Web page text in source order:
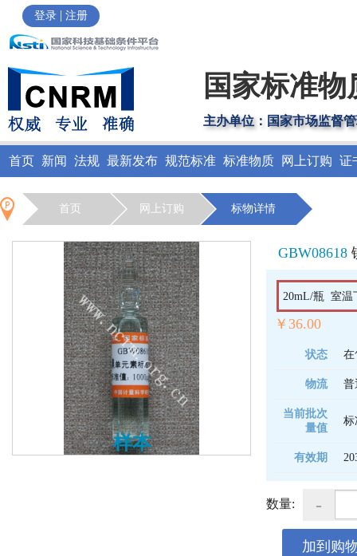
登录 | 注册
国家标准
主办单位：国家市场监督
首页 新闻 法规 最新发布 规范标准 标准物质 网上订购 证
首页 网上订购 标物详情
样本
GBW08618
20mL/瓶 室温
￥36.00
状态 在
物流 普
当前批次
量值
标
有效期
数量: -
加到购